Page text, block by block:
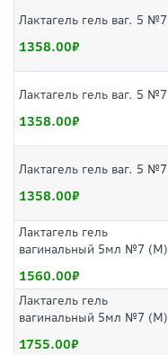
Лактагель гель ваг. 5 №7
1358.00
Лактагель гель ваг. 5 №7
1358.00
Лактагель гель ваг. 5 №7
1358.00
Лактагель гель
вагинальный 5мл №7 (М)
1560.00
Лактагель гель
вагинальный 5мл №7 (М)
1755.00